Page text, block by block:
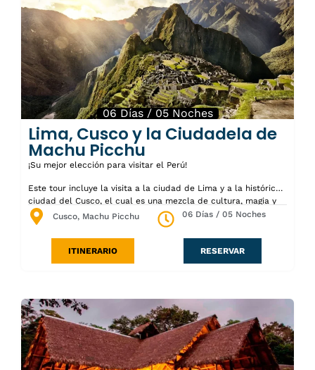
«Brujas de cachiche» donde se llevará a cabo una sesión
espiritual. Las personas que quieran hacer este recorrido
deben creer en este poder espiritual y respetarlo. Con la
ejecución de este programa espiritual no nos volvemos
sensacionalistas. Nos anidamos en la naturaleza con su poder
curativo, que es un ingrediente importante de la
espiritualidad.
06 Días / 05 Noches
Lima, Cusco y la Ciudadela de
Machu Picchu
¡Su mejor elección para visitar el Perú!
Este tour incluye la visita a la ciudad de Lima y a la histórica
ciudad del Cusco, el cual es una mezcla de cultura, magia y
misticismo. Además, incluye una visita a los alrededores de
Cusco y una visita de dos días a Machu Pichu, donde explorará
sus templos sagrados, plazas y viviendas, terrazas agrícolas
utilizadas para regar los cultivos, y subirá al Inti Punku “Puerta
del Sol” o Huayna Picchu “Montaña Joven”, donde obtendrá
Cusco, Machu Picchu 06 Días / 05 Noches
ITINERARIO RESERVAR